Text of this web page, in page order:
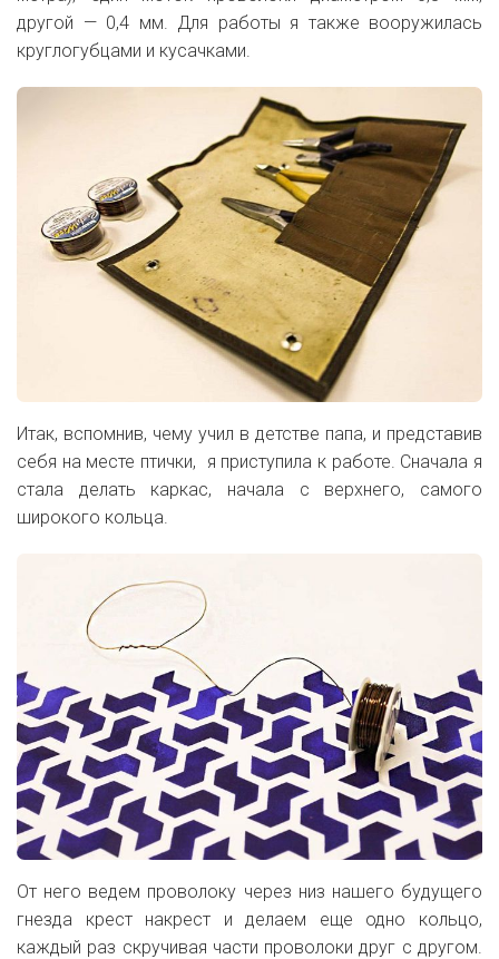
другой — 0,4 мм. Для работы я также вооружилась
круглогубцами и кусачками.
Итак, вспомнив, чему учил в детстве папа, и представив
себя на месте птички, я приступила к работе. Сначала я
стала делать каркас, начала с верхнего, самого
широкого кольца.
От него ведем проволоку через низ нашего будущего
гнезда крест накрест и делаем еще одно кольцо,
каждый раз скручивая части проволоки друг с другом.